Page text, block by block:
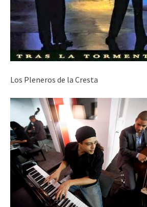
Los Pleneros de la Cresta